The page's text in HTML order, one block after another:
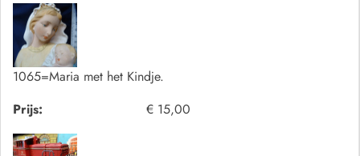
1065=Maria met het Kindje.
Prijs:
€ 15,00